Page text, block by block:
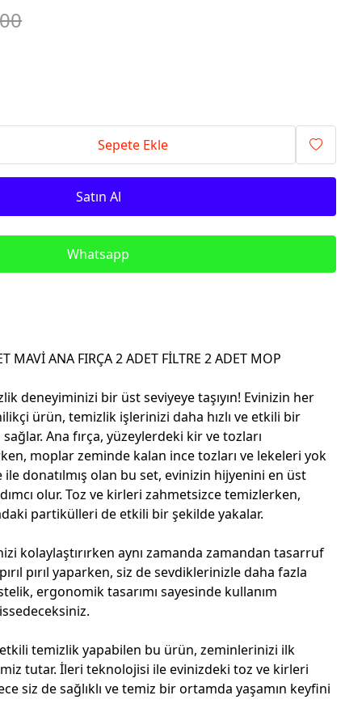
Sepete Ekle
Satın Al
Whatsapp
MAVİ ANA FIRÇA 2 ADET FİLTRE 2 ADET MOP
deneyiminizi bir üst seviyeye taşıyın! Evinizin her
ürün, temizlik işlerinizi daha hızlı ve etkili bir
Ana fırça, yüzeylerdeki kir ve tozları
moplar zeminde kalan ince tozları ve lekeleri yok
donatılmış olan bu set, evinizin hijyenini en üst
olur. Toz ve kirleri zahmetsizce temizlerken,
partikülleri de etkili bir şekilde yakalar.
kolaylaştırırken aynı zamanda zamandan tasarruf
pırıl yaparken, siz de sevdiklerinizle daha fazla
ergonomik tasarımı sayesinde kullanım
temizlik yapabilen bu ürün, zeminlerinizi ilk
tutar. İleri teknolojisi ile evinizdeki toz ve kirleri
siz de sağlıklı ve temiz bir ortamda yaşamın keyfini